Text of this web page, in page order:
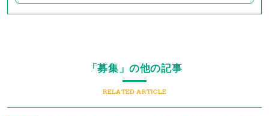
「募集」の他の記事
RELATED ARTICLE